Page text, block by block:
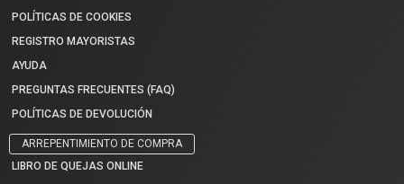
POLÍTICAS DE COOKIES
REGISTRO MAYORISTAS
AYUDA
PREGUNTAS FRECUENTES (FAQ)
POLÍTICAS DE DEVOLUCIÓN
ARREPENTIMIENTO DE COMPRA
LIBRO DE QUEJAS ONLINE